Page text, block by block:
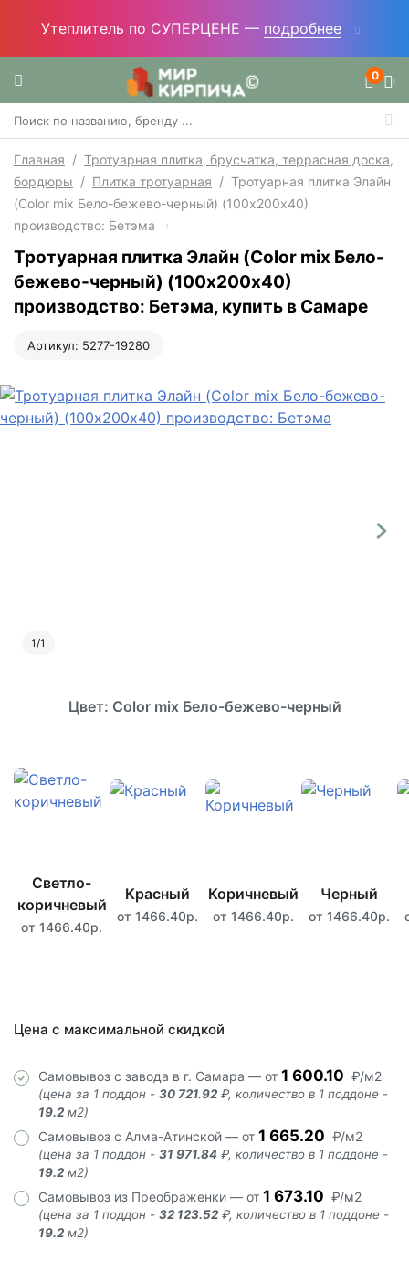
Утеплитель по СУПЕРЦЕНЕ — подробнее
0
Главная / Тротуарная плитка, брусчатка, террасная доска,
бордюры / Плитка тротуарная / Тротуарная плитка Элайн
(Color mix Бело-бежево-черный) (100х200х40)
производство: Бетэма
Тротуарная плитка Элайн (Color mix Бело-
бежево-черный) (100х200х40)
производство: Бетэма, купить в Самаре
Артикул: 5277-19280
1/1
Цвет: Color mix Бело-бежево-черный
Светло-
коричневый
от 1466.40р.
Красный
от 1466.40р.
Коричневый
от 1466.40р.
Черный
от 1466.40р.
Цена с максимальной скидкой
Самовывоз с завода в г. Самара — от 1 600.10 ₽/м2
(цена за 1 поддон - 30 721.92 ₽, количество в 1 поддоне -
19.2 м2)
Самовывоз с Алма-Атинской — от 1 665.20 ₽/м2
(цена за 1 поддон - 31 971.84 ₽, количество в 1 поддоне -
19.2 м2)
Самовывоз из Преображенки — от 1 673.10 ₽/м2
(цена за 1 поддон - 32 123.52 ₽, количество в 1 поддоне -
19.2 м2)